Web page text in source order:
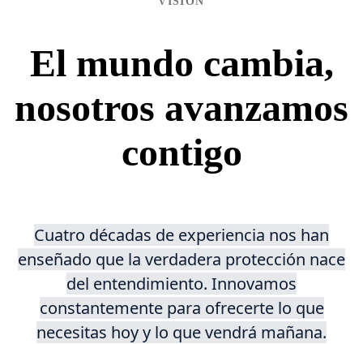
El mundo cambia,
nosotros avanzamos
contigo
Cuatro décadas de experiencia nos han
enseñado que la verdadera protección nace
del entendimiento. Innovamos
constantemente para ofrecerte lo que
necesitas hoy y lo que vendrá mañana.